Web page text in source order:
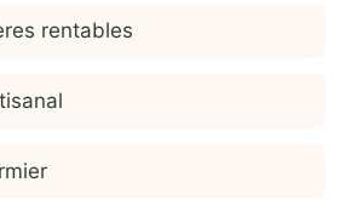
rentables